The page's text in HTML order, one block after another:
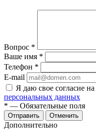
Вопрос *
Ваше имя *
Телефон *
E-mail
Я даю свое согласие на
персональных данных
* — Обязательные поля
Отменить
Дополнительно